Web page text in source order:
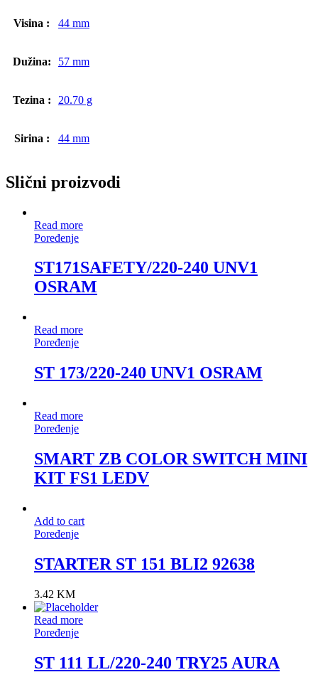
Visina : 44 mm
Dužina: 57 mm
Tezina : 20.70 g
Sirina : 44 mm
Slični proizvodi
Read more
Poređenje
ST171SAFETY/220-240 UNV1
OSRAM
Read more
Poređenje
ST 173/220-240 UNV1 OSRAM
Read more
Poređenje
SMART ZB COLOR SWITCH MINI
KIT FS1 LEDV
Add to cart
Poređenje
STARTER ST 151 BLI2 92638
3.42 KM
Read more
Poređenje
ST 111 LL/220-240 TRY25 AURA